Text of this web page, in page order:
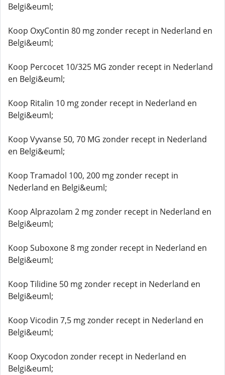
Belgi&euml;
Koop OxyContin 80 mg zonder recept in Nederland en
Belgi&euml;
Koop Percocet 10/325 MG zonder recept in Nederland
en Belgi&euml;
Koop Ritalin 10 mg zonder recept in Nederland en
Belgi&euml;
Koop Vyvanse 50, 70 MG zonder recept in Nederland
en Belgi&euml;
Koop Tramadol 100, 200 mg zonder recept in
Nederland en Belgi&euml;
Koop Alprazolam 2 mg zonder recept in Nederland en
Belgi&euml;
Koop Suboxone 8 mg zonder recept in Nederland en
Belgi&euml;
Koop Tilidine 50 mg zonder recept in Nederland en
Belgi&euml;
Koop Vicodin 7,5 mg zonder recept in Nederland en
Belgi&euml;
Koop Oxycodon zonder recept in Nederland en
Belgi&euml;